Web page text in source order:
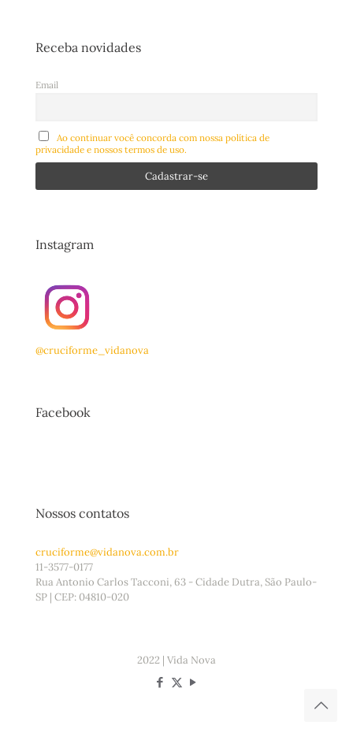
Receba novidades
Email
Ao continuar você concorda com nossa política de
privacidade e nossos termos de uso.
Instagram
@cruciforme_vidanova
Facebook
Nossos contatos
cruciforme@vidanova.com.br
11-3577-0177
Rua Antonio Carlos Tacconi, 63 - Cidade Dutra, São Paulo-
SP | CEP: 04810-020
2022 | Vida Nova